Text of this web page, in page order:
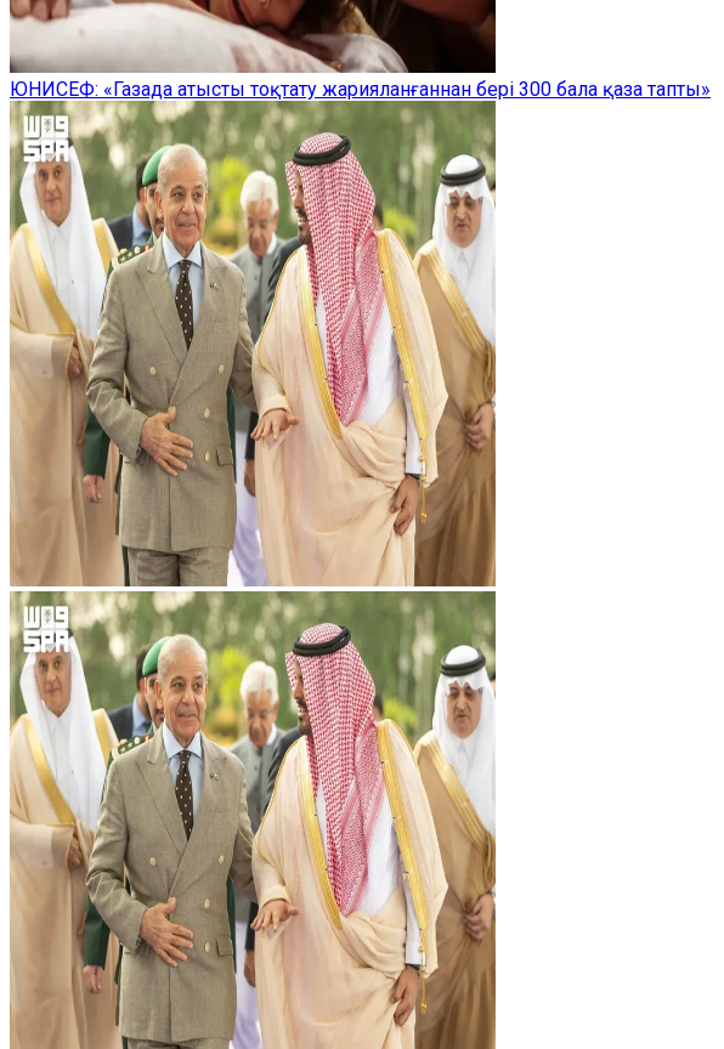
ЮНИСЕФ: «Газада атысты тоқтату жарияланғаннан бері 300 бала қаза тапты»